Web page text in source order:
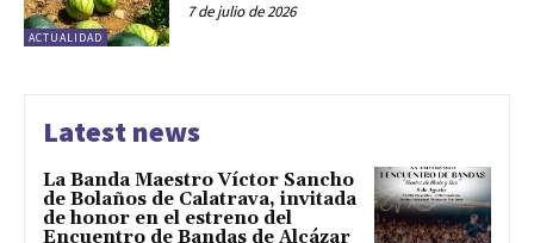
ACTUALIDAD
7 de julio de 2026
Latest news
La Banda Maestro Víctor Sancho
de Bolaños de Calatrava, invitada
de honor en el estreno del
Encuentro de Bandas de Alcázar